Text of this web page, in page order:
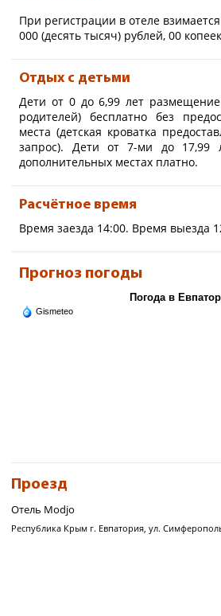
При регистрации в отеле
000 (десять тысяч) рублей, 00
Отдых с детьми
Дети от 0 до 6,99 лет размещение
родителей) бесплатно без
места (детская кроватка
запрос). Дети от 7-ми до 17,99
дополнительных местах платно.
Расчётное время
Время заезда 14:00. Время выезда
Прогноз погоды
Погода в
Gismeteo
Проезд
Отель Modjo
Республика Крым г. Евпатория, ул.